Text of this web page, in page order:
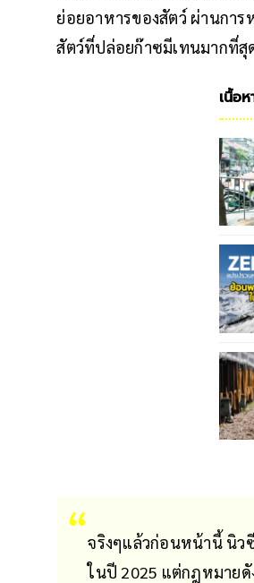
ย่อยอาหารของสัตว์ ผ่านกา
สัตว์ที่ปล่อยก๊าซมีเทนมากที่สุ
เนื้อ
จริงๆแล้วก่อนหน้านี้ นิว
ในปี 2025 แต่กฎหมายดั